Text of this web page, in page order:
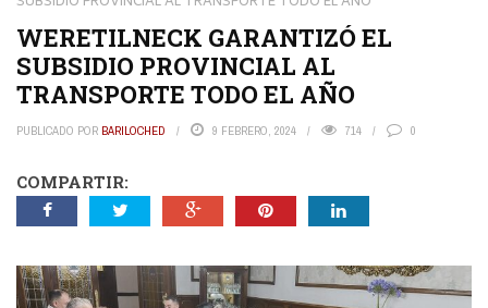
WERETILNECK GARANTIZÓ EL
SUBSIDIO PROVINCIAL AL
TRANSPORTE TODO EL AÑO
PUBLICADO POR BARILOCHED 9 FEBRERO, 2024 714 0
COMPARTIR: